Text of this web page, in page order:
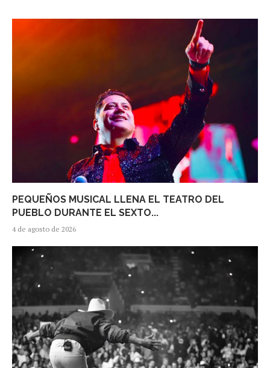
PEQUEÑOS MUSICAL LLENA EL TEATRO DEL
PUEBLO DURANTE EL SEXTO...
4 de agosto de 2026